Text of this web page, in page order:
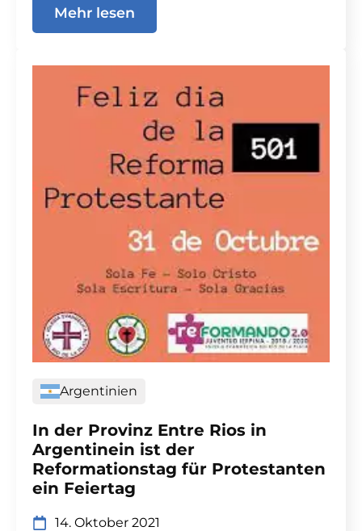
Mehr lesen
Argentinien
In der Provinz Entre Rios in
Argentinein ist der
Reformationstag für Protestanten
ein Feiertag
14. Oktober 2021